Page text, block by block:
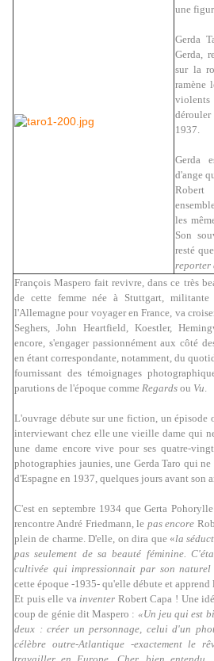
une
Gerda
Gerda,
sur la
ramène
violents
1937.
Gerda
d'ange
les
Son
resté
reporter
François Maspero fait revivre, dans ce très
de cette femme née à Stuttgart,
l'Allemagne pour voyager en France, va
Seghers, John Heartfield, Koestler,
encore, s'engager passionnément aux côté
en étant correspondante, notamment, du
fournissant des témoignages
parutions de l'époque comme Regards ou Vu.
L'ouvrage débute sur une fiction, un épisode
interviewant chez elle une vieille dame qui
une dame encore vive pour ses quatre-
photographies jaunies, une Gerda Taro qui
d'Espagne en 1937, quelques jours avant son
C'est en septembre 1934 que Gerta
rencontre André Friedmann, le pas encore
plein de charme. D'elle, on dira que «la
pas seulement de sa beauté féminine.
cultivée qui impressionnait par son naturel
cette époque -1935- qu'elle débute et
Et puis elle vainventer Robert Capa ! Une
coup de génie dit Maspero : «Un jeu qui est
deux : créer un personnage, celui d'un
célèbre outre-Atlantique -exactement le